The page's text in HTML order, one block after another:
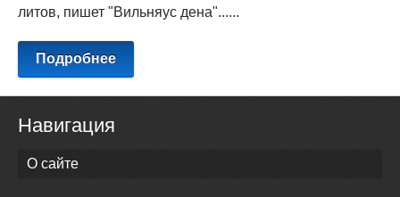
литов, пишет "Вильняус дена"......
Подробнее
Навигация
О сайте